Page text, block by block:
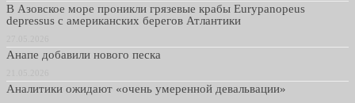
В Азовское море проникли грязевые крабы Eurypanopeus
depressus с американских берегов Атлантики
Анапе добавили нового песка
Аналитики ожидают «очень умеренной девальвации»